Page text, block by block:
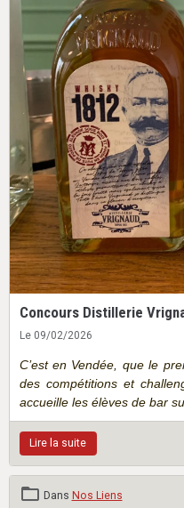
Concours Distillerie
Le 09/02/2026
C’est en Vendée, que le
des compétitions et
accueille les élèves de bar
Lire la suite
Dans Nos Liens